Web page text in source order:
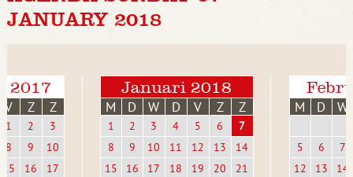
JANUARY 2018
2017
V Z Z
1 2
3
8
9
10
15
16
17
Januari 2018
M D W D V Z Z
1 2 3 4 5 6
7
8
9 10 11 12 13
14
15
16 17 18 19 20
21
M D W
5 6
7
12
13
14